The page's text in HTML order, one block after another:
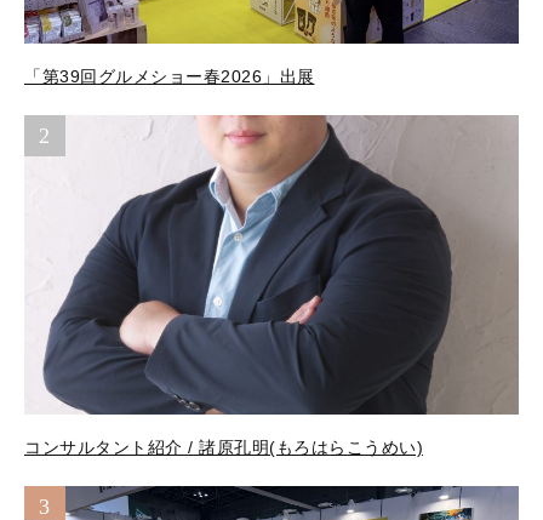
「第39回グルメショー春2026」出展
2
コンサルタント紹介 / 諸原孔明(もろはらこうめい)
3